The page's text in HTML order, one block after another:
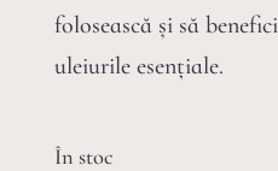
folosească și să
uleiurile esențiale.
În stoc